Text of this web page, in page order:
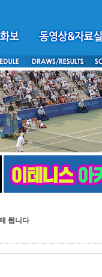
됩니다